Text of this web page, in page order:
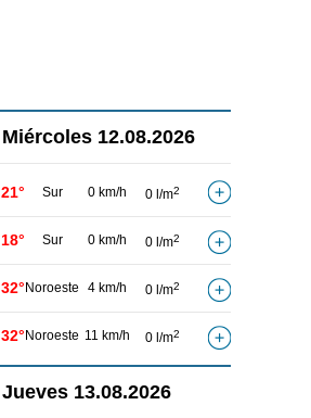
Miércoles 12.08.2026
21° Sur 0 km/h 0 l/m2
18° Sur 0 km/h 0 l/m2
32° Noroeste 4 km/h 0 l/m2
32° Noroeste 11 km/h 0 l/m2
Jueves 13.08.2026